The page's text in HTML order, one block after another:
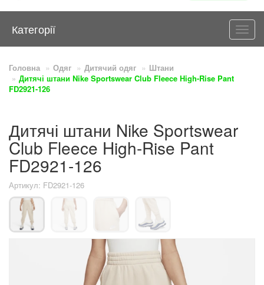
Категорії
Головна Одяг Дитячий одяг
Штани
Дитячі штани Nike Sportswear Club Fleece High-Rise Pant
FD2921-126
Дитячі штани Nike Sportswear
Club Fleece High-Rise Pant
FD2921-126
Артикул: FD2921-126